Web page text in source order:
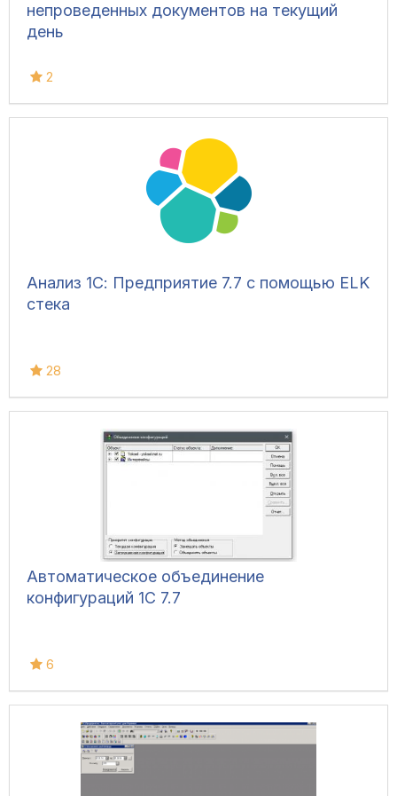
непроведенных документов на текущий
день
2
Анализ 1С: Предприятие 7.7 с помощью ELK
стека
28
Автоматическое объединение
конфигураций 1С 7.7
6